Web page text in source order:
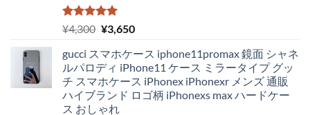
5段階中
5.00
の評価
¥4,300 元
価
格
は
¥4,300
¥3,650現
の
価
格
は
gucci スマホケース iphone11promax 鏡面 シャネ
ルパロディ iPhone11 ケース ミラータイプ グッ
チ スマホケース iPhonex iPhonexr メンズ 通販
ハイブランド ロゴ柄 iPhonexs max ハードケー
ス おしゃれ